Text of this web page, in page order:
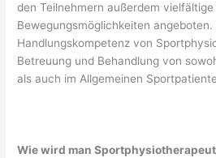
den Teilnehmern außerdem
Bewegungsmöglichkeiten
Handlungskompetenz von
Betreuung und Behandlung von
als auch im Allgemeinen
Wie wird man